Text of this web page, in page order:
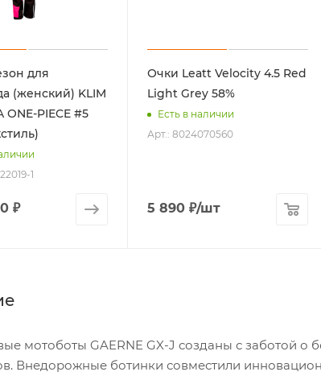
для
(женский) KLIM
ONE-PIECE #5
1
₽
Очки Leatt Velocity 4.5 Red
Light Grey 58%
Есть в наличии
Арт.: 8024070560
5 890 ₽/шт
мотоботы GAERNE GX-J созданы с заботой
Внедорожные ботинки совместили